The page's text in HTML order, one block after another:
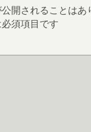
開されることはあ
須項目です